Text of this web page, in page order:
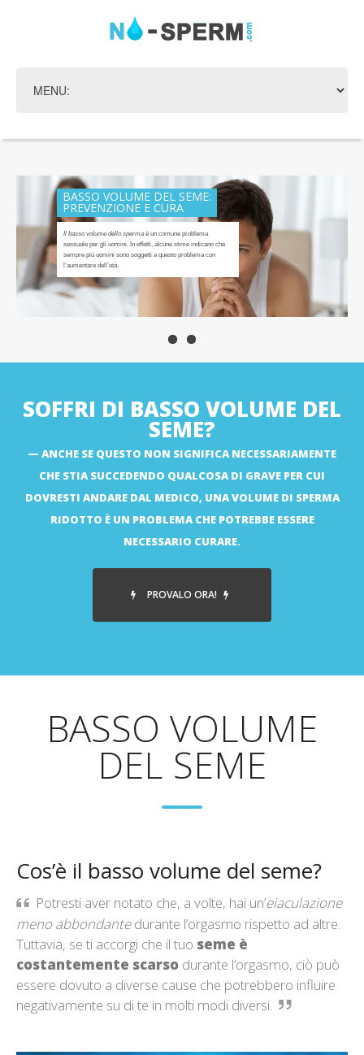
SOFFRI DI BASSO VOLUME DEL
SEME?
ANCHE SE QUESTO NON SIGNIFICA NECESSARIAMENTE
CHE STIA SUCCEDENDO QUALCOSA DI GRAVE PER CUI
DOVRESTI ANDARE DAL MEDICO, UNA VOLUME DI SPERMA
RIDOTTO È UN PROBLEMA CHE POTREBBE ESSERE
NECESSARIO CURARE.
PROVALO ORA!
BASSO VOLUME
DEL SEME
Cos’è il basso volume del seme?
Potresti aver notato che, a volte, hai un’eiaculazione
meno abbondantedurante l’orgasmo rispetto ad altre.
Tuttavia, se ti accorgi che il tuo seme è
costantemente scarso durante l’orgasmo, ciò può
essere dovuto a diverse cause che potrebbero influire
negativamente su di te in molti modi diversi.